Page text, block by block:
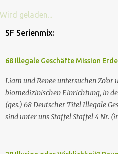
Wird geladen...
SF Serienmix:
68 Illegale Geschäfte Mission
Liam und Renee untersuchen Zo'or
biomedizinischen Einrichtung, in
(ges.) 68 Deutscher Titel Illegale
sind unter uns Staffel Staffel 4 Nr.